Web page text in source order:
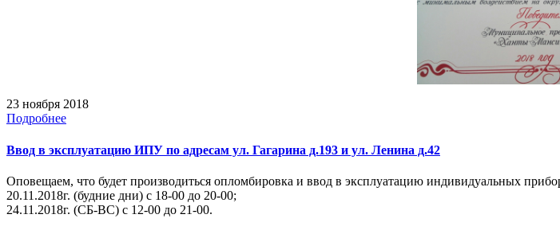
23 ноября 2018
Подробнее
Ввод в эксплуатацию ИПУ по адресам ул. Гагарина д.193 и ул. Ленина д.42
Оповещаем, что будет производиться опломбировка и ввод в эксплуатацию индивидуальных
20.11.2018г. (будние дни) с 18-00 до 20-00;
24.11.2018г. (СБ-ВС) с 12-00 до 21-00.